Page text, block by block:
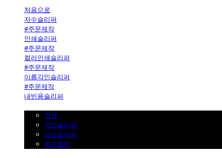
처음으로
자수슬리퍼
#주문제작
인쇄슬리퍼
#주문제작
컬러인쇄슬리퍼
#주문제작
이름각인슬리퍼
#주문제작
내빈용슬리퍼
전체
여성슬리퍼
남성슬리퍼
특가할인